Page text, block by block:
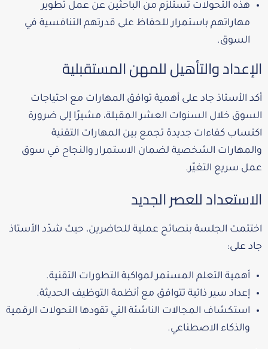
هذه التحولات تستلزم من الباحثين عن عمل تطوير
مهاراتهم باستمرار للحفاظ على قدرتهم التنافسية في
السوق.
الإعداد والتأهيل للمهن المستقبلية
أكد الأستاذ جاد على أهمية توافق المهارات مع احتياجات
السوق خلال السنوات العشر المقبلة، مشيرًا إلى ضرورة
اكتساب كفاءات جديدة تجمع بين المهارات التقنية
والمهارات الشخصية لضمان الاستمرار والنجاح في سوق
عمل سريع التغيّر.
الاستعداد للعصر الجديد
اختتمت الجلسة بنصائح عملية للحاضرين، حيث شدّد الأستاذ
جاد على:
أهمية التعلم المستمر لمواكبة التطورات التقنية.
إعداد سير ذاتية تتوافق مع أنظمة التوظيف الحديثة.
استكشاف المجالات الناشئة التي تقودها التحولات الرقمية
والذكاء الاصطناعي.